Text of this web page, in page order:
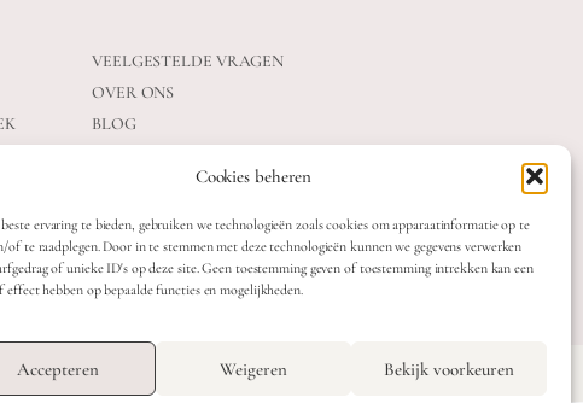
Cookies beheren
ervaring te bieden, gebruiken we technologieën zoals cookies om apparaatinformatie op te
of te raadplegen. Door in te stemmen met deze technologieën kunnen we gegevens verwerken
of unieke ID's op deze site. Geen toestemming geven of toestemming intrekken kan een
effect hebben op bepaalde functies en mogelijkheden.
Accepteren Weigeren Bekijk voorkeuren
VEELGESTELDE VRAGEN
OVER ONS
BLOG
LOTTE